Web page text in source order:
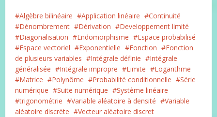
Algèbre bilinéaire Application linéaire
Continuité
Dénombrement
Dérivation
Developpement limité
Diagonalisation
Endomorphisme
Espace probabilisé
Espace vectoriel
Exponentielle Fonction
Fonction
de plusieurs variables
Intégrale définie
Intégrale
généralisée
Intégrale impropre Limite
Logarithme
Matrice
Polynôme Probabilité conditionnelle
Série
numérique
Suite numérique
Système linéaire
trigonométrie
Variable aléatoire à densité
Variable
aléatoire discrète
Vecteur aléatoire discret